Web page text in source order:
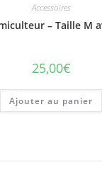
Accessoires
– Taille M
25,00€
Ajouter au panier